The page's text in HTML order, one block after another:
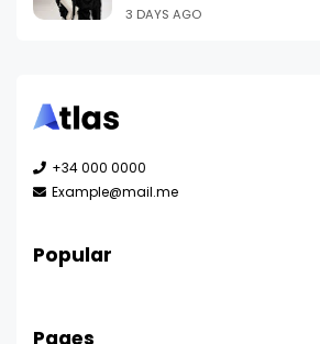
3 DAYS AGO
+34 000 0000
Example@mail.me
Popular
Pages